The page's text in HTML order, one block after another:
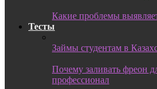
Какие проблемы
Тесты
Займы студентам в
Почему заливать фреон
профессионал